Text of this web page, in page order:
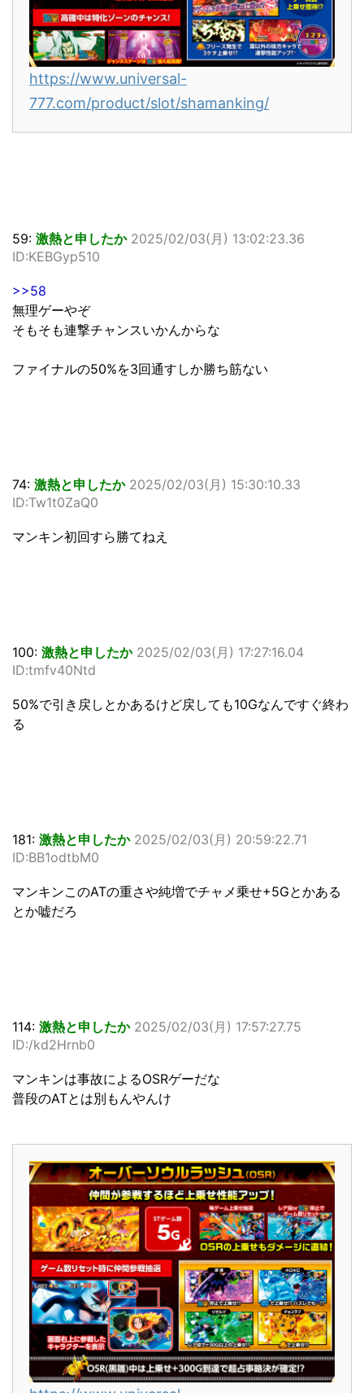
https://www.universal-
777.com/product/slot/shamanking/
59: 激熱と申したか 2025/02/03(月) 13:02:23.36
ID:KEBGyp510
>>58
無理ゲーやぞ
そもそも連撃チャンスいかんからな
ファイナルの50%を3回通すしか勝ち筋ない
74: 激熱と申したか 2025/02/03(月) 15:30:10.33
ID:Tw1t0ZaQ0
マンキン初回すら勝てねえ
100: 激熱と申したか 2025/02/03(月) 17:27:16.04
ID:tmfv40Ntd
50%で引き戻しとかあるけど戻しても10Gなんですぐ終わ
る
181: 激熱と申したか 2025/02/03(月) 20:59:22.71
ID:BB1odtbM0
マンキンこのATの重さや純増でチャメ乗せ+5Gとかある
とか嘘だろ
114: 激熱と申したか 2025/02/03(月) 17:57:27.75
ID:/kd2Hrnb0
マンキンは事故によるOSRゲーだな
普段のATとは別もんやんけ